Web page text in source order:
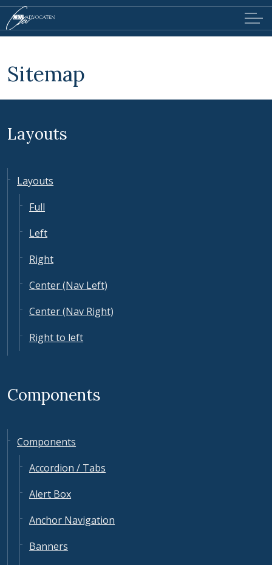
Sitemap
Layouts
Layouts
Full
Left
Right
Center (Nav Left)
Center (Nav Right)
Right to left
Components
Components
Accordion / Tabs
Alert Box
Anchor Navigation
Banners